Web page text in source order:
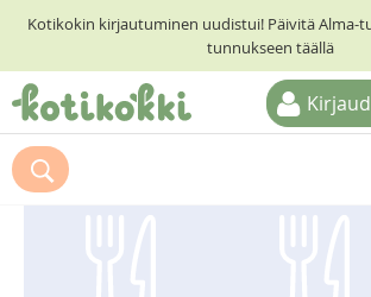
Kotikokin kirjautuminen uudistui! Päivitä Alma-
tunnukseen täällä
ETUSIVU
RESEPTIHAKU
Suosittelemme myös